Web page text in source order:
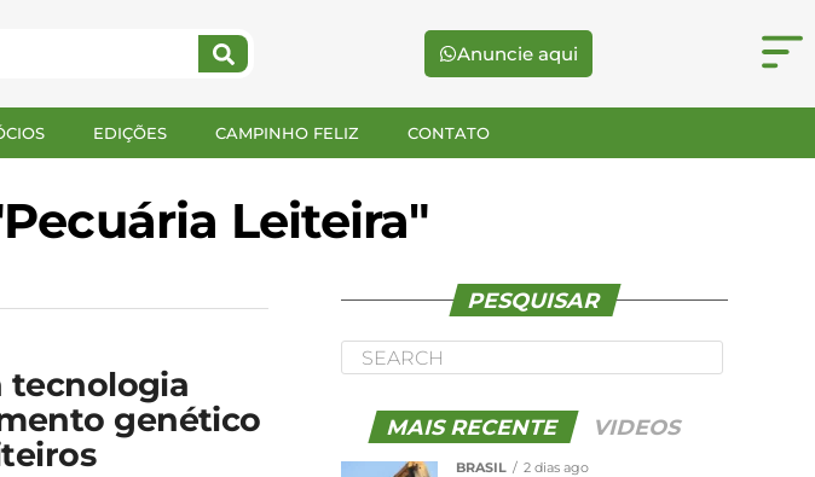
Anuncie aqui
EDIÇÕES CAMPINHO FELIZ CONTATO
Leiteira"
tecnologia
genético
PESQUISAR
MAIS RECENTE VIDEOS
BRASIL 2 dias ago